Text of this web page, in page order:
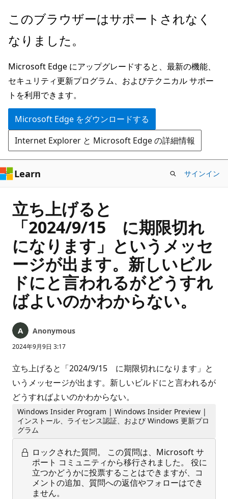
メ
ン
ン
テ
ン
ツ
に
ス
キ
ッ
プ
このブラウザーはサポートされなく
なりました。
Microsoft Edge にアップグレードすると、最新の機能、
セキュリティ更新プログラム、およびテクニカル サポー
トを利用できます。
Microsoft Edge をダウンロードする
Internet Explorer と Microsoft Edge の詳細情報
Learn サインイン
立ち上げると
「2024/9/15 に期限切れ
になります」というメッセ
ージが出ます。新しいビル
ドにと言われるがどうすれ
ばよいのかわからない。
Anonymous
2024年9月9日 3:17
立ち上げると「2024/9/15 に期限切れになります」と
いうメッセージが出ます。新しいビルドにと言われるが
どうすればよいのかわからない。
Windows Insider Program | Windows Insider Preview |
インストール、ライセンス認証、および Windows 更新プロ
グラム
ロックされた質問。
この質問は、Microsoft サ
ポート コミュニティから移行されました。 役に
立つかどうかに投票することはできますが、コ
メントの追加、質問への返信やフォローはでき
ません。